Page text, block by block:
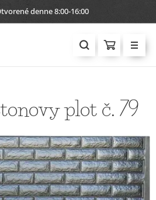
denne 8:00-16:00
plot č. 79